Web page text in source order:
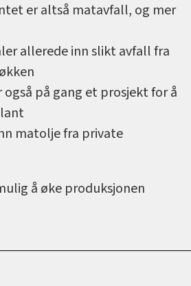
er altså matavfall, og mer
allerede inn slikt avfall fra
også på gang et prosjekt for å
matolje fra private
å øke produksjonen